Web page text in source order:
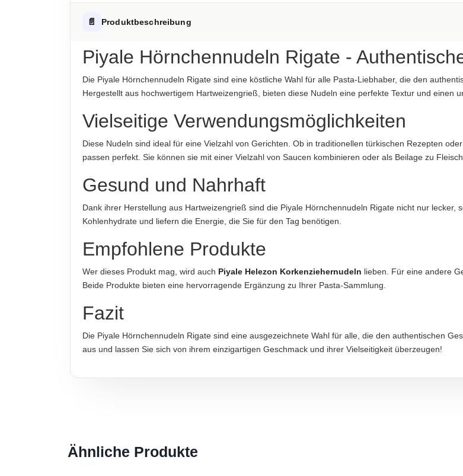
-davon gesättigte Fettsäuren
-davon Zucker
Eiweiß
Hinweis zur Haftung: Für die vorstehenden Angaben wird keine Haftung übernommen. Bitte prüfen Sie die Angaben auf der
ALLERGENHINWEISE
AUFBEWAHRUNGSHINWEIS
HERKUNFTSLAND
Für die vorstehenden Angaben wird keine Haftung übernommen...
500g
NETTOFÜLLMENGE
500g
HERSTELLER
📄 Produktbeschreibung
Piyale Hörnchennudeln Rigate -
Die Piyale Hörnchennudeln Rigate sind eine köstliche Wahl für alle Pasta-Liebhaber, die den
Hergestellt aus hochwertigem Hartweizengrieß, bieten diese Nudeln eine perfekte Textur und einen
Vielseitige Verwendungsmöglichkeiten
Diese Nudeln sind ideal für eine Vielzahl von Gerichten. Ob in traditionellen türkischen Rezepten
passen perfekt. Sie können sie mit einer Vielzahl von Saucen kombinieren oder als Beilage zu
Gesund und Nahrhaft
Dank ihrer Herstellung aus Hartweizengrieß sind die Piyale Hörnchennudeln Rigate nicht nur
Kohlenhydrate und liefern die Energie, die Sie für den Tag benötigen.
Empfohlene Produkte
Wer dieses Produkt mag, wird auch Piyale Helezon Korkenziehernudeln lieben. Für eine andere
Beide Produkte bieten eine hervorragende Ergänzung zu Ihrer Pasta-Sammlung.
Fazit
Die Piyale Hörnchennudeln Rigate sind eine ausgezeichnete Wahl für alle, die den authentischen
aus und lassen Sie sich von ihrem einzigartigen Geschmack und ihrer Vielseitigkeit überzeugen!
Ähnliche Produkte